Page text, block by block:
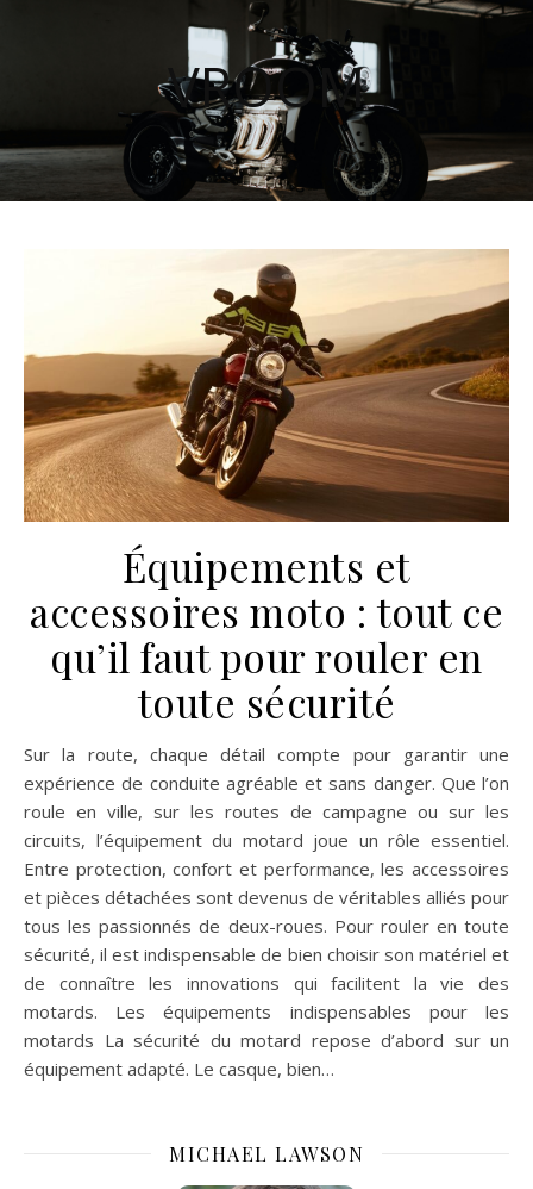
VROOM
Équipements et
accessoires moto : tout ce
qu’il faut pour rouler en
toute sécurité
Sur la route, chaque détail compte pour garantir une
expérience de conduite agréable et sans danger. Que l’on
roule en ville, sur les routes de campagne ou sur les
circuits, l’équipement du motard joue un rôle essentiel.
Entre protection, confort et performance, les accessoires
et pièces détachées sont devenus de véritables alliés pour
tous les passionnés de deux-roues. Pour rouler en toute
sécurité, il est indispensable de bien choisir son matériel et
de connaître les innovations qui facilitent la vie des
motards. Les équipements indispensables pour les
motards La sécurité du motard repose d’abord sur un
équipement adapté. Le casque, bien…
MICHAEL LAWSON